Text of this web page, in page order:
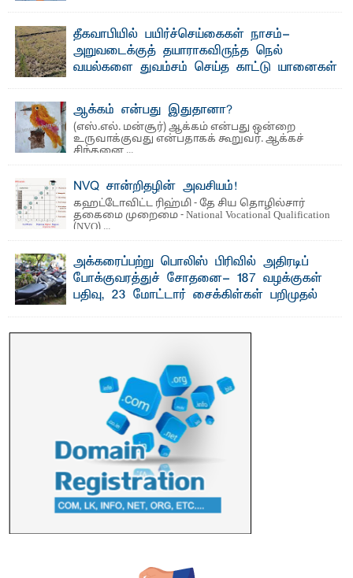
தீகவாபியில் பயிர்ச்செய்கைகள் நாசம்-
அறுவடைக்குத் தயாராகவிருந்த நெல்
வயல்களை துவம்சம் செய்த காட்டு யானைகள்
காணப்பட்ட பல ...ஆக்கம் என்பது இதுதானா?
(எஸ்.எல். மன்சூர்) ஆக்கம் என்பது ஒன்றை
உருவாக்குவது என்பதாகக் கூறுவர். ஆக்கச்
சிந்தனை ...
NVQ சான்றிதழின் அவசியம்!
கஹட்டோவிட்ட ரிஹ்மி - தே சிய தொழில்சார்
தகைமை முறைமை - National Vocational Qualification
(NVQ) ...
அக்கரைப்பற்று பொலிஸ் பிரிவில் அதிரடிப்
போக்குவரத்துச் சோதனை- 187 வழக்குகள்
பதிவு, 23 மோட்டார் சைக்கிள்கள் பறிமுதல்